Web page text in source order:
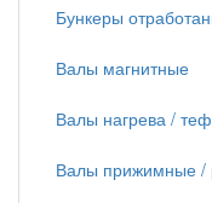
Бункеры
Валы магнитные
Валы нагрева /
Валы прижимные /